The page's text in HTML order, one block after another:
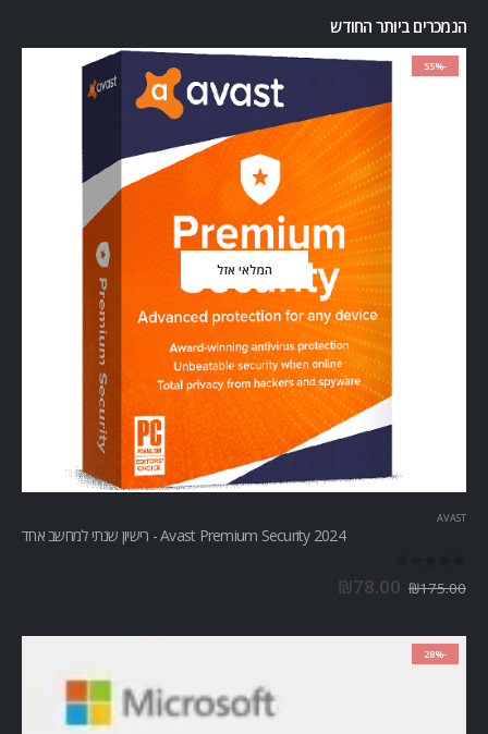
הנמכרים ביותר החודש
-55%
המלאי אזל
AVAST
Avast Premium Security 2024 - רישיון שנתי למחשב אחד
₪175.00
₪78.00
-28%